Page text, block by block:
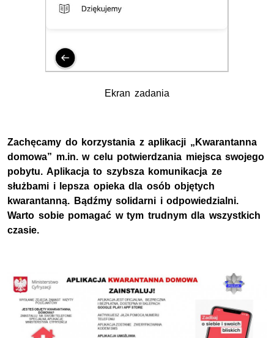
Ekran zadania
Zachęcamy do korzystania z aplikacji „Kwarantanna
domowa” m.in. w celu potwierdzania miejsca swojego
pobytu. Aplikacja to szybsza komunikacja ze
służbami i lepsza opieka dla osób objętych
kwarantanną. Bądźmy solidarni i odpowiedzialni.
Warto sobie pomagać w tym trudnym dla wszystkich
czasie.